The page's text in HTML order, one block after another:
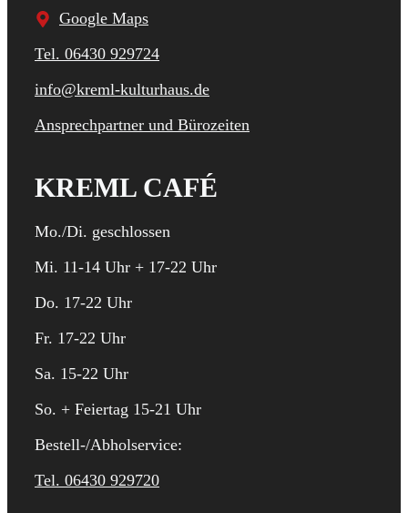
Google Maps
Tel. 06430 929724
info@kreml-kulturhaus.de
Ansprechpartner und Bürozeiten
KREML CAFÉ
Mo./Di. geschlossen
Mi. 11-14 Uhr + 17-22 Uhr
Do. 17-22 Uhr
Fr. 17-22 Uhr
Sa. 15-22 Uhr
So. + Feiertag 15-21 Uhr
Bestell-/Abholservice:
Tel. 06430 929720